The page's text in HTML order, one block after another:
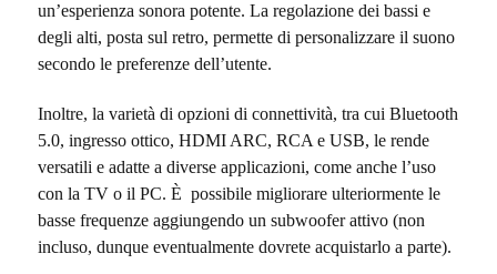
un’esperienza sonora potente. La regolazione dei bassi e
degli alti, posta sul retro, permette di personalizzare il suono
secondo le preferenze dell’utente.
Inoltre, la varietà di opzioni di connettività, tra cui Bluetooth
5.0, ingresso ottico, HDMI ARC, RCA e USB, le rende
versatili e adatte a diverse applicazioni, come anche l’uso
con la TV o il PC. È possibile migliorare ulteriormente le
basse frequenze aggiungendo un subwoofer attivo (non
incluso, dunque eventualmente dovrete acquistarlo a parte).